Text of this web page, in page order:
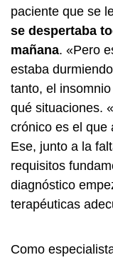
paciente que se
se despertaba
mañana. «Pero
estaba
tanto, el
qué situaciones.
crónico es el que
Ese, junto a la
requisitos
diagnóstico
terapéuticas
Como